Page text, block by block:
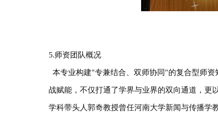
5.师资团队概况
本专业构建"专兼结合、双师协同"的复合型师
战赋能，不仅打通了学界与业界的双向通道，更
学科带头人郭奇教授曾任河南大学新闻与传播学